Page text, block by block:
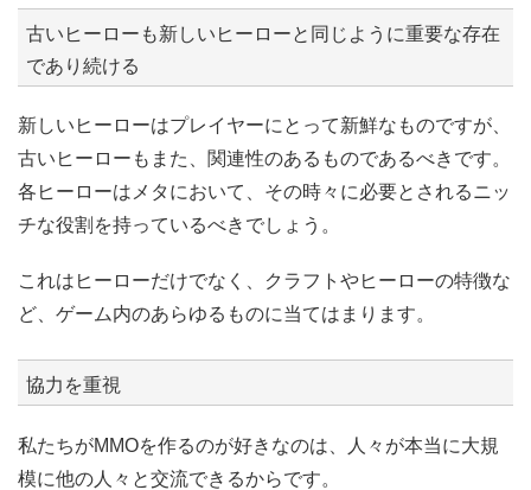
古いヒーローも新しいヒーローと同じように重要な存在
であり続ける
新しいヒーローはプレイヤーにとって新鮮なものですが、
古いヒーローもまた、関連性のあるものであるべきです。
各ヒーローはメタにおいて、その時々に必要とされるニッ
チな役割を持っているべきでしょう。
これはヒーローだけでなく、クラフトやヒーローの特徴な
ど、ゲーム内のあらゆるものに当てはまります。
協力を重視
私たちがMMOを作るのが好きなのは、人々が本当に大規
模に他の人々と交流できるからです。